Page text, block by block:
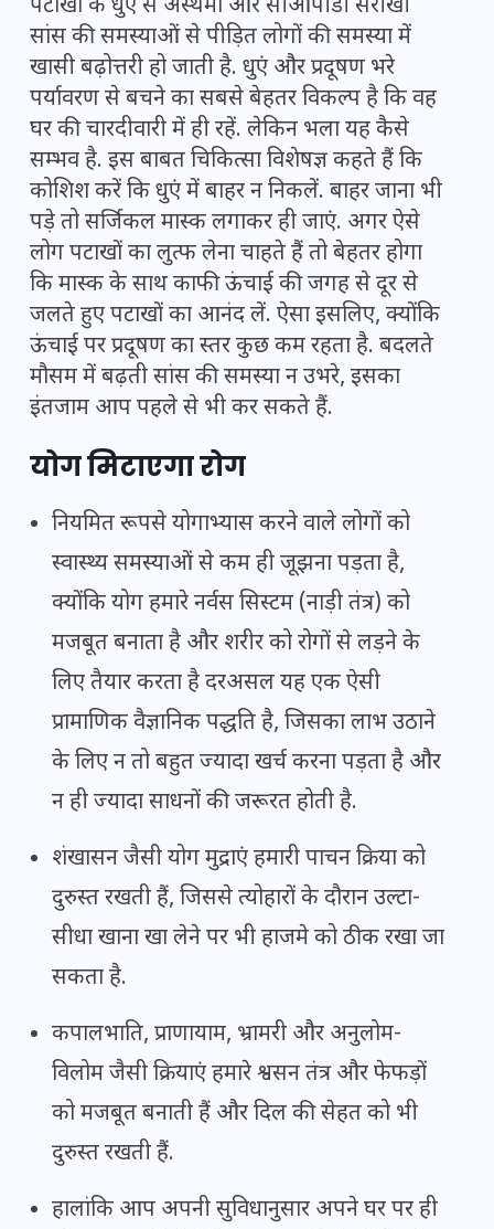
पटाखों के धुएं से अस्थमा और सीओपीडी सरीखी
सांस की समस्याओं से पीड़ित लोगों की समस्या में
खासी बढ़ोत्तरी हो जाती है. धुएं और प्रदूषण भरे
पर्यावरण से बचने का सबसे बेहतर विकल्प है कि वह
घर की चारदीवारी में ही रहें. लेकिन भला यह कैसे
सम्भव है. इस बाबत चिकित्सा विशेषज्ञ कहते हैं कि
कोशिश करें कि धुएं में बाहर न निकलें. बाहर जाना भी
पड़े तो सर्जिकल मास्क लगाकर ही जाएं. अगर ऐसे
लोग पटाखों का लुत्फ लेना चाहते हैं तो बेहतर होगा
कि मास्क के साथ काफी ऊंचाई की जगह से दूर से
जलते हुए पटाखों का आनंद लें. ऐसा इसलिए, क्योंकि
ऊंचाई पर प्रदूषण का स्तर कुछ कम रहता है. बदलते
मौसम में बढ़ती सांस की समस्या न उभरे, इसका
इंतजाम आप पहले से भी कर सकते हैं.
योग मिटाएगा रोग
नियमित रूपसे योगाभ्यास करने वाले लोगों को
स्वास्थ्य समस्याओं से कम ही जूझना पड़ता है,
क्योंकि योग हमारे नर्वस सिस्टम (नाड़ी तंत्र) को
मजबूत बनाता है और शरीर को रोगों से लड़ने के
लिए तैयार करता है दरअसल यह एक ऐसी
प्रामाणिक वैज्ञानिक पद्धति है, जिसका लाभ उठाने
के लिए न तो बहुत ज्यादा खर्च करना पड़ता है और
न ही ज्यादा साधनों की जरूरत होती है.
शंखासन जैसी योग मुद्राएं हमारी पाचन क्रिया को
दुरुस्त रखती हैं, जिससे त्योहारों के दौरान उल्टा-
सीधा खाना खा लेने पर भी हाजमे को ठीक रखा जा
सकता है.
कपालभाति, प्राणायाम, भ्रामरी और अनुलोम-
विलोम जैसी क्रियाएं हमारे श्वसन तंत्र और फेफड़ों
को मजबूत बनाती हैं और दिल की सेहत को भी
दुरुस्त रखती हैं.
हालांकि आप अपनी सुविधानुसार अपने घर पर ही